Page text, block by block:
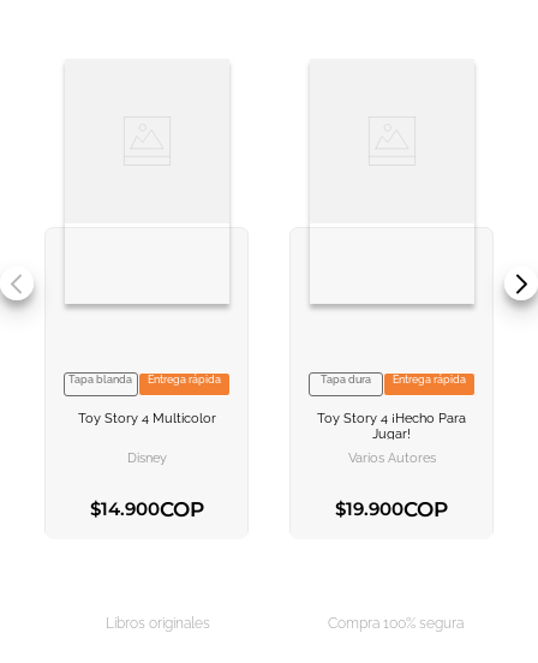
VER INFORMACION
Tapa blanda Entrega rápida
Toy Story 4 Multicolor
Disney
$14.900COP
VER INFORMACION
AGREGAR AL
Tapa dura Entrega rápida
Toy Story 4 ¡hecho Para
Jugar!
Varios Autores
$19.900COP
Libros originales Compra 100% segura